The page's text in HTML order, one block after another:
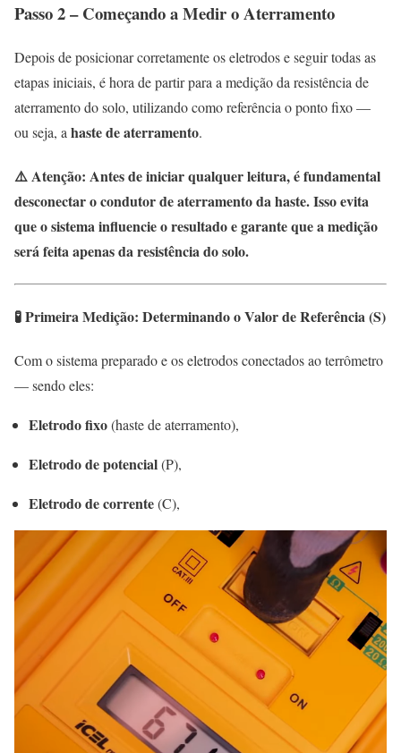
Passo 2 – Começando a Medir o Aterramento
Depois de posicionar corretamente os eletrodos e seguir todas as
etapas iniciais, é hora de partir para a medição da resistência de
aterramento do solo, utilizando como referência o ponto fixo —
ou seja, a haste de aterramento.
⚠️ Atenção: Antes de iniciar qualquer leitura, é fundamental
desconectar o condutor de aterramento da haste. Isso evita
que o sistema influencie o resultado e garante que a medição
será feita apenas da resistência do solo.
🧪 Primeira Medição: Determinando o Valor de Referência (S)
Com o sistema preparado e os eletrodos conectados ao terrômetro
— sendo eles:
Eletrodo fixo(haste de aterramento),
Eletrodo de potencial(P),
Eletrodo de corrente(C),